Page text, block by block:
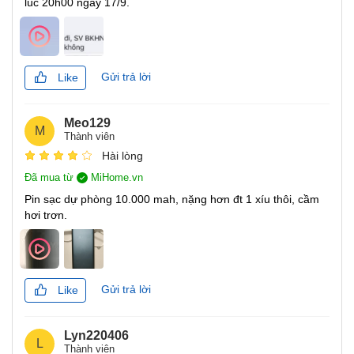
Hỗ trợ sạc nhanh 2 chiều 22.5W
Pin sạc dự phòng Xiaomi này
trợ tính năng sạc nhanh hai chiều, tức là có thể dùng để
Like Gửi trả lời
M
Meo129
Thành viên
Hài lòng
Đã mua từ MiHome.vn
Pin sạc dự phòng 10.000 mah, nặng hơn đt 1 xíu thôi, cầm
hơi trơn.
Like Gửi trả lời
L
Lyn220406
Thành viên